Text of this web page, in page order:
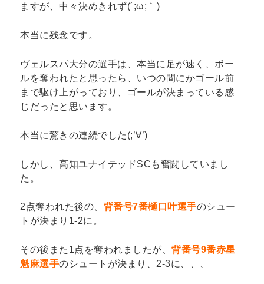
ますが、中々決めきれず(´;ω;｀)
本当に残念です。
ヴェルスパ大分の選手は、本当に足が速く、ボー
ルを奪われたと思ったら、いつの間にかゴール前
まで駆け上がっており、ゴールが決まっている感
じだったと思います。
本当に驚きの連続でした(;’∀’)
しかし、高知ユナイテッドSCも奮闘していまし
た。
2点奪われた後の、 背番号7番樋口叶選手のシュー
トが決まり1-2に。
その後また1点を奪われましたが、背番号9番赤星
魁麻選手のシュートが決まり、2-3に、、、